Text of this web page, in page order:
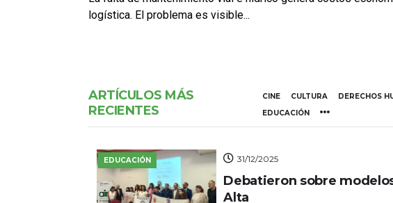
logística. El problema es visible...
ARTÍCULOS MÁS
RECIENTES
CINE CULTURA DERECHOS
EDUCACIÓN
EDUCACIÓN 31/12/2025
Debatieron sobre
Alta